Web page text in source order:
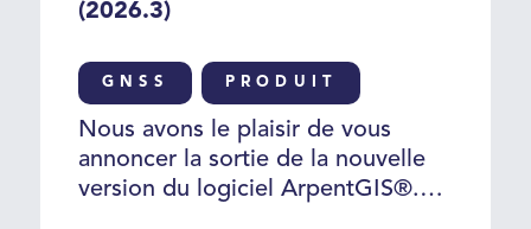
(2026.3)
GNSS PRODUIT
Nous avons le plaisir de vous
annoncer la sortie de la nouvelle
version du logiciel ArpentGIS®.